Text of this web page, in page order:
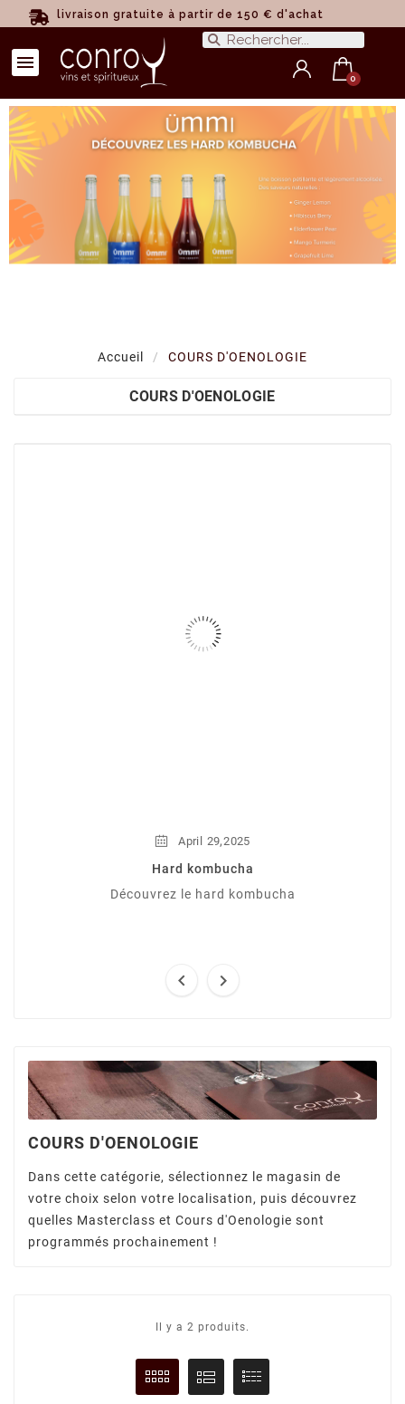
livraison gratuite à partir de 150 € d'achat
Accueil COURS D'OENOLOGIE
COURS D'OENOLOGIE
April 29,2025
Hard kombucha
Découvrez le hard kombucha
 
COURS D'OENOLOGIE
Dans cette catégorie, sélectionnez le magasin de
votre choix selon votre localisation, puis découvrez
quelles Masterclass et Cours d'Oenologie sont
programmés prochainement !
Il y a 2 produits.